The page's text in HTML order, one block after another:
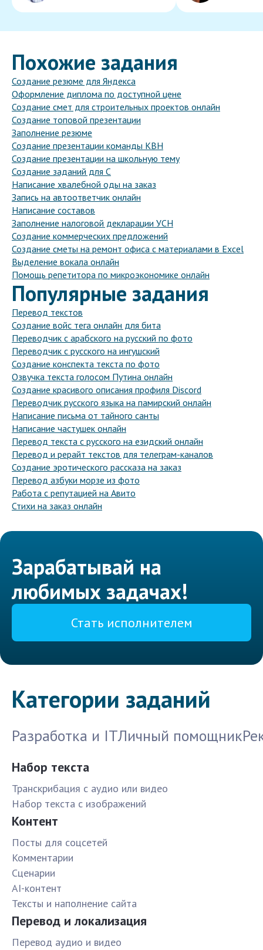
Похожие задания
Создание резюме для Яндекса
Оформление диплома по доступной цене
Создание смет для строительных проектов онлайн
Создание топовой презентации
Заполнение резюме
Создание презентации команды КВН
Создание презентации на школьную тему
Создание заданий для C
Написание хвалебной оды на заказ
Запись на автоответчик онлайн
Написание составов
Заполнение налоговой декларации УСН
Создание коммерческих предложений
Создание сметы на ремонт офиса с материалами в Excel
Выделение вокала онлайн
Помощь репетитора по микроэкономике онлайн
Популярные задания
Перевод текстов
Создание войс тега онлайн для бита
Переводчик с арабского на русский по фото
Переводчик с русского на ингушский
Создание конспекта текста по фото
Озвучка текста голосом Путина онлайн
Создание красивого описания профиля Discord
Переводчик русского языка на памирский онлайн
Написание письма от тайного санты
Написание частушек онлайн
Перевод текста с русского на езидский онлайн
Перевод и рерайт текстов для телеграм-каналов
Создание эротического рассказа на заказ
Перевод азбуки морзе из фото
Работа с репутацией на Авито
Стихи на заказ онлайн
Зарабатывай на
любимых задачах!
Стать исполнителем
Категории заданий
Разработка и ITЛичный помощник
Набор текста
Транскрибация с аудио или видео
Набор текста с изображений
Контент
Посты для соцсетей
Комментарии
Сценарии
AI-контент
Тексты и наполнение сайта
Перевод и локализация
Перевод аудио и видео